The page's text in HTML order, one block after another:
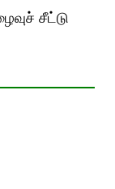
சீட்டு